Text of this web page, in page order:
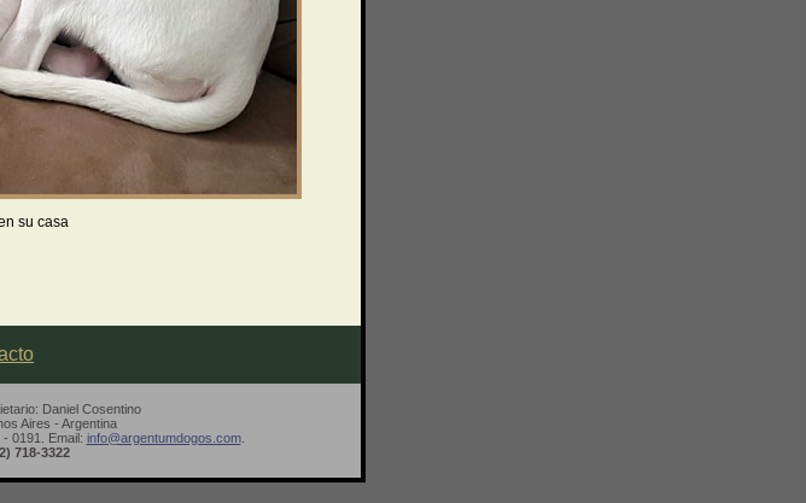
su casa
Daniel Cosentino
Aires - Argentina
0191. Email: info@argentumdogos.com.
718-3322